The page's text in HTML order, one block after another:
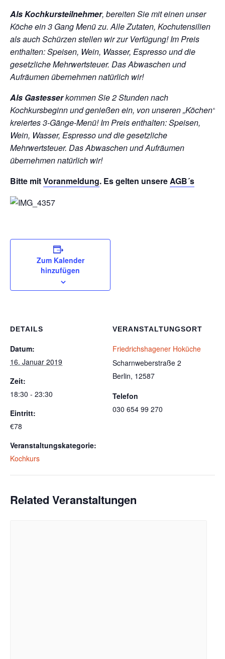
Als Kochkursteilnehmer, bereiten Sie mit einen unser
Köche ein 3 Gang Menü zu. Alle Zutaten, Kochutensilien
als auch Schürzen stellen wir zur Verfügung!Im Preis
enthalten: Speisen, Wein, Wasser, Espresso und die
gesetzliche Mehrwertsteuer. Das Abwaschen und
Aufräumen übernehmen natürlich wir!
Als Gastesserkommen Sie 2 Stunden nach
Kochkursbeginn und genießen ein, von unseren „Köchen“
kreiertes 3-Gänge-Menü!Im Preis enthalten: Speisen,
Wein, Wasser, Espresso und die gesetzliche
Mehrwertsteuer. Das Abwaschen und Aufräumen
übernehmen natürlich wir!
Bitte mitVoranmeldung. Es gelten unsereAGB´s
Zum Kalender
hinzufügen
DETAILS
Datum:
16. Januar 2019
Zeit:
18:30 - 23:30
Eintritt:
€78
Veranstaltungskategorie:
Kochkurs
VERANSTALTUNGSORT
Friedrichshagener Hoküche
Scharnweberstraße 2
Berlin, 12587
Telefon
030 654 99 270
Related Veranstaltungen